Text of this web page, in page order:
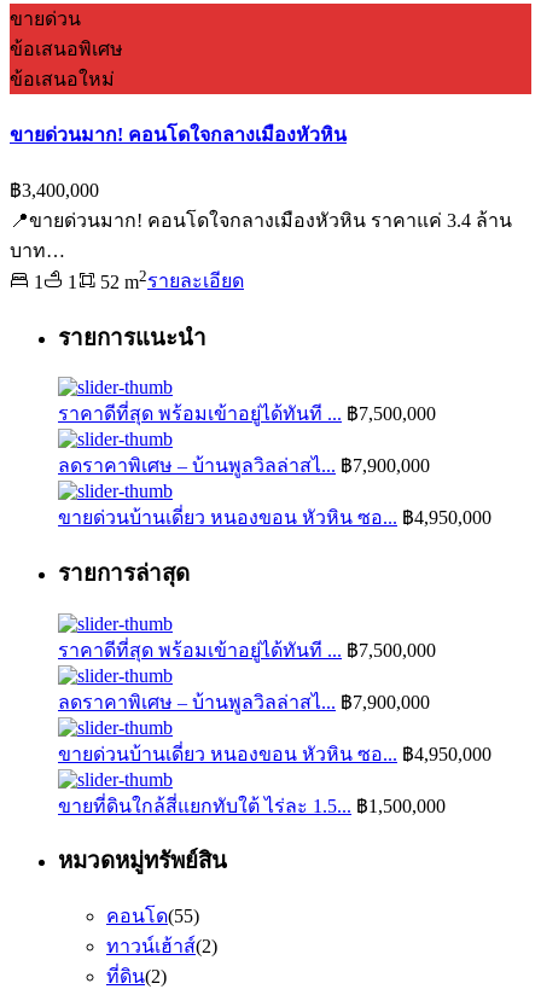
ขายด่วน
ข้อเสนอพิเศษ
ข้อเสนอใหม่
ขายด่วนมาก! คอนโดใจกลางเมืองหัวหิน
฿3,400,000
📍ขายด่วนมาก! คอนโดใจกลางเมืองหัวหิน ราคาแค่ 3.4 ล้าน
บาท…
1
1 52 m2รายละเอียด
รายการแนะนำ
ราคาดีที่สุด พร้อมเข้าอยู่ได้ทันที ... ฿7,500,000
ลดราคาพิเศษ – บ้านพูลวิลล่าสไ... ฿7,900,000
ขายด่วนบ้านเดี่ยว หนองขอน หัวหิน ซอ... ฿4,950,000
รายการล่าสุด
ราคาดีที่สุด พร้อมเข้าอยู่ได้ทันที ... ฿7,500,000
ลดราคาพิเศษ – บ้านพูลวิลล่าสไ... ฿7,900,000
ขายด่วนบ้านเดี่ยว หนองขอน หัวหิน ซอ... ฿4,950,000
ขายที่ดินใกล้สี่แยกทับใต้ ไร่ละ 1.5... ฿1,500,000
หมวดหมู่ทรัพย์สิน
คอนโด(55)
ทาวน์เฮ้าส์(2)
ที่ดิน(2)